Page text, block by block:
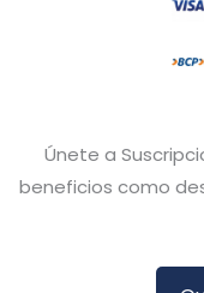
Únete a
beneficios como